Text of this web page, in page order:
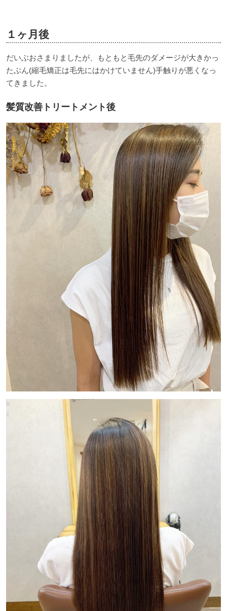
１ヶ月後
だいぶおさまりましたが、もともと毛先のダメージが大きかっ
たぶん(縮毛矯正は毛先にはかけていません)手触りが悪くなっ
てきました。
髪質改善トリートメント後